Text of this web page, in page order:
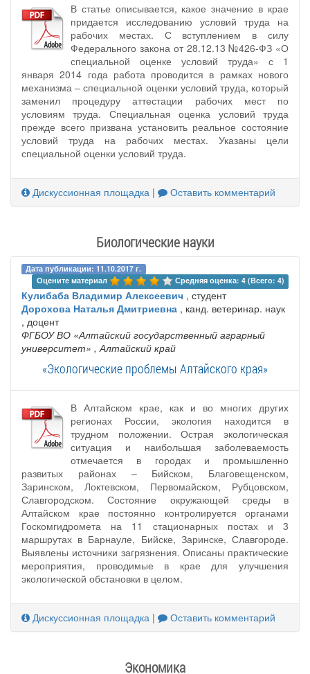
В статье описывается, какое значение в крае
придается исследованию условий труда на
рабочих местах. С вступлением в силу
Федерального закона от 28.12.13 №426-ФЗ «О
специальной оценке условий труда» с 1
января 2014 года работа проводится в рамках нового
механизма – специальной оценки условий труда, который
заменил процедуру аттестации рабочих мест по
условиям труда. Специальная оценка условий труда
прежде всего призвана установить реальное состояние
условий труда на рабочих местах. Указаны цели
специальной оценки условий труда.
Дискуссионная площадка | Оставить комментарий
Биологические науки
Дата публикации: 11.10.2017 г.
Оцените материал
Средняя оценка: 4 (Всего: 4)
Кулибаба Владимир Алексеевич , студент
Дорохова Наталья Дмитриевна , канд. ветеринар. наук
, доцент
ФГБОУ ВО «Алтайский государственный аграрный
университет» , Алтайский край
«Экологические проблемы Алтайского края»
В Алтайском крае, как и во многих других
регионах России, экология находится в
трудном положении. Острая экологическая
ситуация и наибольшая заболеваемость
отмечается в городах и промышленно
развитых районах – Бийском, Благовещенском,
Заринском, Локтевском, Первомайском, Рубцовском,
Славгородском. Состояние окружающей среды в
Алтайском крае постоянно контролируется органами
Госкомгидромета на 11 стационарных постах и 3
маршрутах в Барнауле, Бийске, Заринске, Славгороде.
Выявлены источники загрязнения. Описаны практические
мероприятия, проводимые в крае для улучшения
экологической обстановки в целом.
Дискуссионная площадка | Оставить комментарий
Экономика